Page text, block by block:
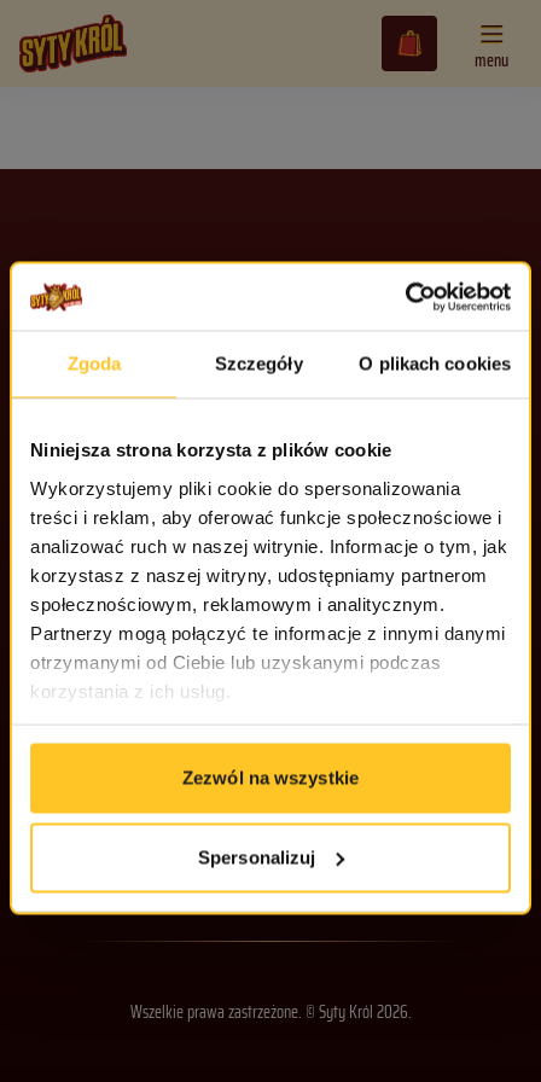
Zgoda Szczegóły O plikach cookies
Niniejsza strona korzysta z plików cookie
Wykorzystujemy pliki cookie do spersonalizowania
treści i reklam, aby oferować funkcje społecznościowe i
analizować ruch w naszej witrynie. Informacje o tym, jak
korzystasz z naszej witryny, udostępniamy partnerom
społecznościowym, reklamowym i analitycznym.
Partnerzy mogą połączyć te informacje z innymi danymi
otrzymanymi od Ciebie lub uzyskanymi podczas
korzystania z ich usług.
Zezwól na wszystkie
Spersonalizuj
menu
Dostawa
ZALOGUJ SIĘ
Tryb jasny
Kontakt
+48 699 586 875
kontakt@sytykrol.pl
Od poniedziałku do piątku:
godz. 8:00 - 16:00
OFERTA
Dieta z wyborem menu
Dieta Standardowa od 54,99 zł za dzień
Dieta Slim od 54,99 zł za dzień
Dieta Sportowa od 54,99 zł za dzień
Dieta bez mięsa od 54,99 zł za dzień
POZNAJ NAS
FAQ – Pomoc
Ramy Czasowe
REGULAMINY
Wszelkie prawa zastrzeżone. © Syty Król 2026.